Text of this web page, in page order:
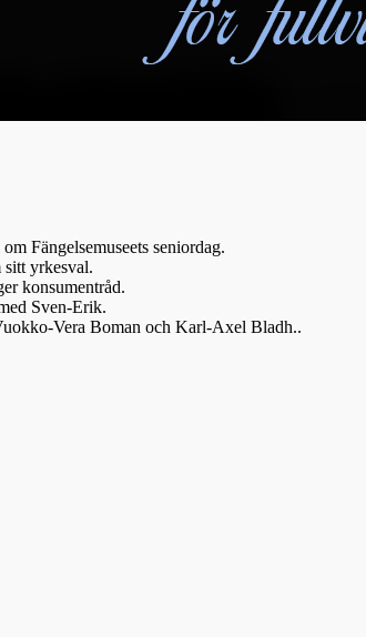
Fängelsemuseets seniordag.
sitt yrkesval.
konsumentråd.
Sven-Erik.
Vera Boman och Karl-Axel Bladh..